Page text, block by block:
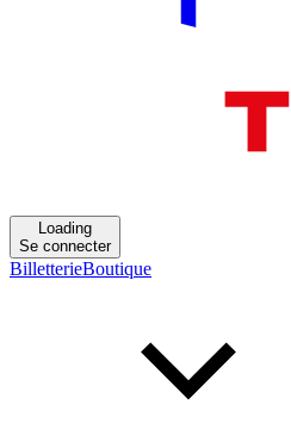
Loading
Se connecter
BilletterieBoutique